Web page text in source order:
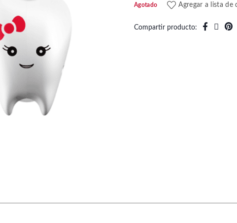
Agotado Agregar a lista de
Compartir producto